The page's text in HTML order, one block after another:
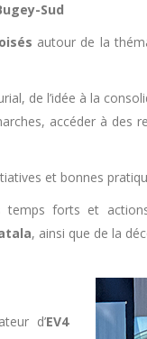
Sud
autour de la
de l’idée à la
accéder à des
et bonnes
forts et
, ainsi que de la
d’EV4